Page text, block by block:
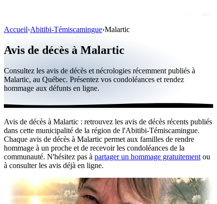
Personnalités publiques
Québec
Canada
International
Par région
Par ville
Maisons funéraires
Éternea
Accueil›Abitibi-Témiscamingue›Malartic
Avis de décès à Malartic
Consultez les avis de décès et nécrologies récemment publiés à
Malartic, au Québec. Présentez vos condoléances et rendez
hommage aux défunts en ligne.
Avis de décès à Malartic : retrouvez les avis de décès récents publiés
dans cette municipalité de la région de l'Abitibi-Témiscamingue.
Chaque avis de décès à Malartic permet aux familles de rendre
hommage à un proche et de recevoir les condoléances de la
communauté. N'hésitez pas à partager un hommage gratuitement ou
à consulter les avis déjà en ligne.